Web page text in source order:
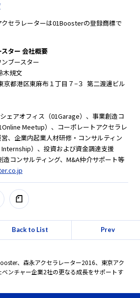
クセラレーターは01Boosterの登録商標で
ター 会社概要
ブースター
木規文
京都港区東麻布１丁目７−３ 第二渡邊ビル
ェアオフィス（01Garage）、事業創造コ
Meetup）、コーポレートアクセラレ
、企業内起業人材研修・コンサルティン
）、投資および資金調達支援
造コンサルティング、M&A仲介サポート等
Back to List Prev
、森永アクセラレーター2016、東京アク
ンチャー企業2社の更なる成長をサポートす